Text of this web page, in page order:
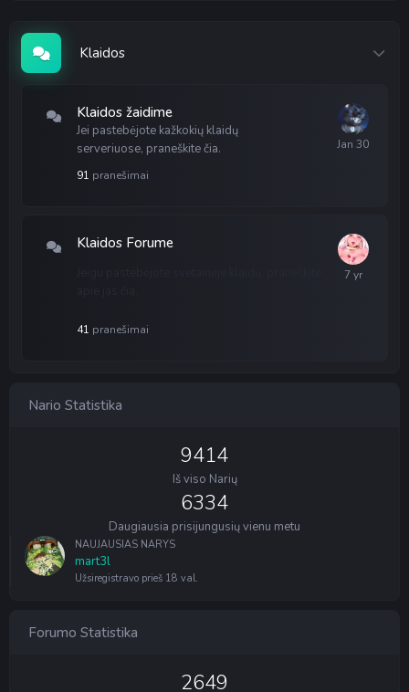
Klaidos
Klaidos žaidime
Jei pastebėjote kažkokių klaidų
serveriuose, praneškite čia.
91 pranešimai
Klaidos Forume
41 pranešimai
Nario Statistika
9414
Iš viso Narių
6334
Daugiausia prisijungusių vienu metu
NAUJAUSIAS NARYS
mart3l
Užsiregistravo prieš 18 val.
Forumo Statistika
2649